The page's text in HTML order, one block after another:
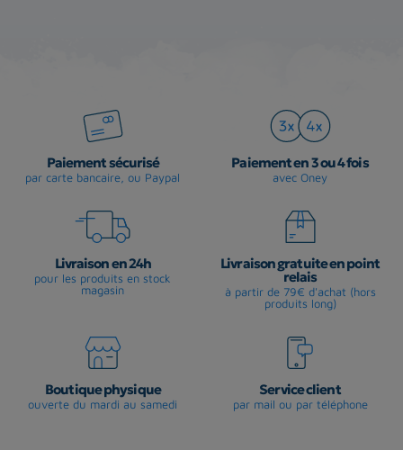
Paiement sécurisé
par carte bancaire, ou Paypal
Paiement en 3 ou 4 fois
avec Oney
Livraison en 24h
pour les produits en stock
magasin
Livraison gratuite en point
relais
à partir de 79€ d'achat (hors
produits long)
Boutique physique
ouverte du mardi au samedi
Service client
par mail ou par téléphone